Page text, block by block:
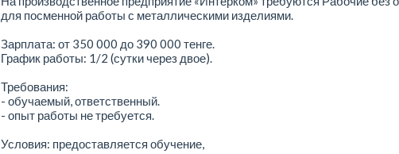
для посменной работы с металлическими изделиями.
Зарплата: от 350 000 до 390 000 тенге.
График работы: 1/2 (сутки через двое).
Требования:
- обучаемый, ответственный.
- опыт работы не требуется.
Условия: предоставляется обучение,